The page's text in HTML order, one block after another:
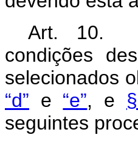
Art. 10.
condições
selecionados
“d” e “e”, e
seguintes